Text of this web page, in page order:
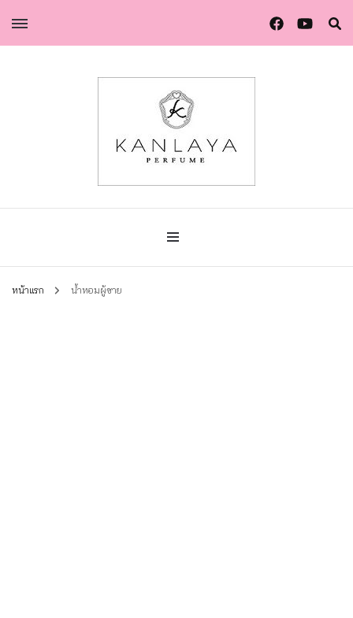
น้ำหอมกัลยา
น้ำหอมกัลยา น้ำหอมแท้แบรนด์ไทย คุณภาพยุโรป
หน้าแรก น้ำหอมผู้ชาย